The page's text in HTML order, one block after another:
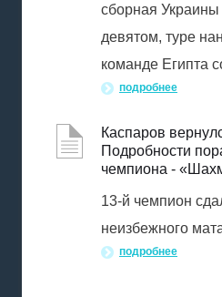
сборная Украины
девятом, туре
команде Египта
подробнее
Каспаров
Подробности
чемпиона -
13-й чемпион
неизбежного
подробнее